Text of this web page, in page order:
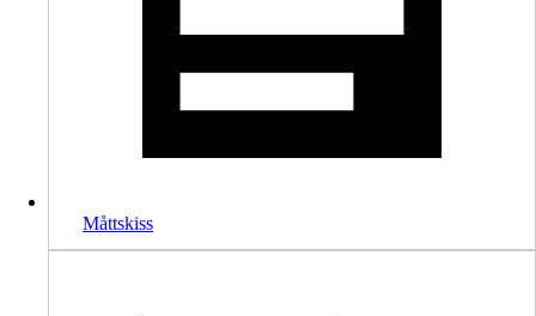
Måttskiss